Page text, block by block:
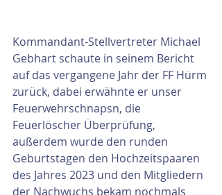
Kommandant-Stellvertreter Michael
Gebhart schaute in seinem Bericht
auf das vergangene Jahr der FF Hürm
zurück, dabei erwähnte er unser
Feuerwehrschnapsn, die
Feuerlöscher Überprüfung,
außerdem wurde den runden
Geburtstagen den Hochzeitspaaren
des Jahres 2023 und den Mitgliedern
der Nachwuchs bekam nochmals